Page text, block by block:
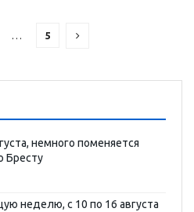
… 5
немного поменяется
Бресту
неделю, с 10 по 16 августа